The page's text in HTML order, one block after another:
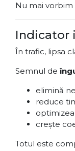
Nu mai vorbim
Indicator
În trafic, lipsa
Semnul de
elimină
reduce
crește
Totul este